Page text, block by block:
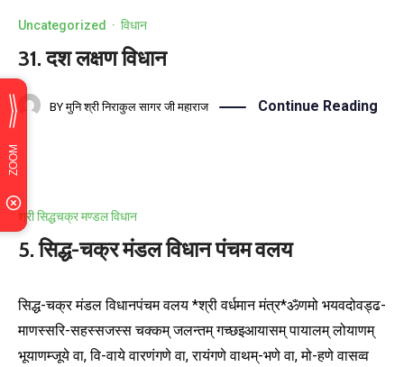
Uncategorized · विधान
31. दश लक्षण विधान
BY मुनि श्री निराकुल सागर जी महाराज Continue Reading
श्री सिद्धचक्र मण्डल विधान
5. सिद्ध-चक्र मंडल विधान पंचम वलय
सिद्ध-चक्र मंडल विधानपंचम वलय *श्री वर्धमान मंत्र*ॐणमो भयवदोवड्ढ-
माणस्सरि-सहस्सजस्स चक्कम् जलन्तम् गच्छइआयासम् पायालम् लोयाणम्
भूयाणम्जूये वा, वि-वाये वारणंगणे वा, रायंगणे वाथम्-भणे वा, मो-हणे वासव्व